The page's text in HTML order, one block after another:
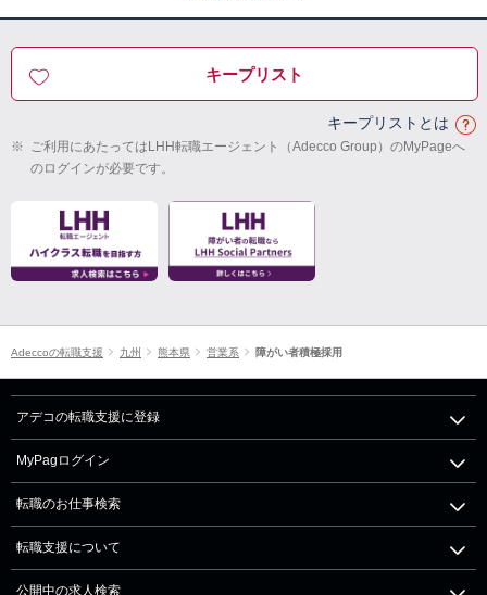
キープリスト
キープリストとは
※ ご利用にあたってはLHH転職エージェント（Adecco Group）のMyPageへ
のログインが必要です。
Adeccoの転職支援 九州 熊本県 営業系 障がい者積極採用
アデコの転職支援に登録
MyPagログイン
転職のお仕事検索
転職支援について
公開中の求人検索